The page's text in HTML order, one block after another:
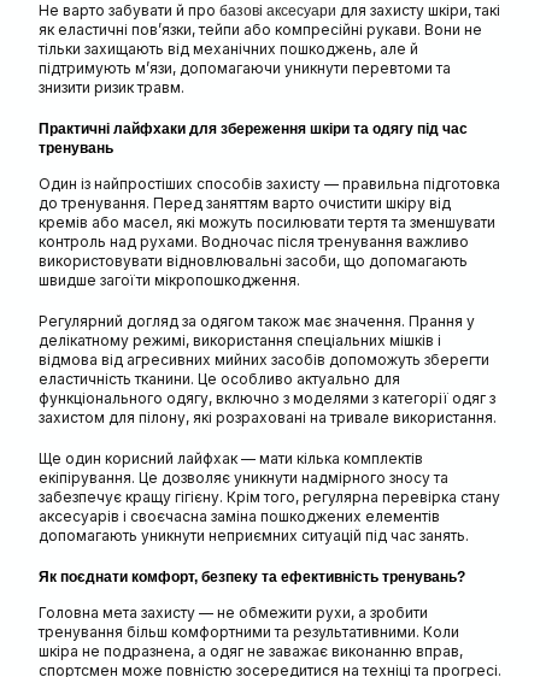
Не варто забувати й про базові аксесуари для захисту шкіри, такі
як еластичні пов’язки, тейпи або компресійні рукави. Вони не
тільки захищають від механічних пошкоджень, але й
підтримують м’язи, допомагаючи уникнути перевтоми та
знизити ризик травм.
Практичні лайфхаки для збереження шкіри та одягу під час
тренувань
Один із найпростіших способів захисту — правильна підготовка
до тренування. Перед заняттям варто очистити шкіру від
кремів або масел, які можуть посилювати тертя та зменшувати
контроль над рухами. Водночас після тренування важливо
використовувати відновлювальні засоби, що допомагають
швидше загоїти мікропошкодження.
Регулярний догляд за одягом також має значення. Прання у
делікатному режимі, використання спеціальних мішків і
відмова від агресивних мийних засобів допоможуть зберегти
еластичність тканини. Це особливо актуально для
функціонального одягу, включно з моделями з категорії одяг з
захистом для пілону, які розраховані на тривале використання.
Ще один корисний лайфхак — мати кілька комплектів
екіпірування. Це дозволяє уникнути надмірного зносу та
забезпечує кращу гігієну. Крім того, регулярна перевірка стану
аксесуарів і своєчасна заміна пошкоджених елементів
допомагають уникнути неприємних ситуацій під час занять.
Як поєднати комфорт, безпеку та ефективність тренувань?
Головна мета захисту — не обмежити рухи, а зробити
тренування більш комфортними та результативними. Коли
шкіра не подразнена, а одяг не заважає виконанню вправ,
спортсмен може повністю зосередитися на техніці та прогресі.